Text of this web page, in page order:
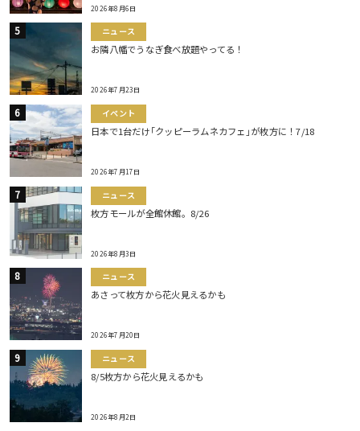
2026年8月6日
ニュース
お隣八幡でうなぎ食べ放題やってる！
2026年7月23日
イベント
日本で1台だけ｢クッピーラムネカフェ｣が枚方に！7/18
2026年7月17日
ニュース
枚方モールが全館休館。8/26
2026年8月3日
ニュース
あさって枚方から花火見えるかも
2026年7月20日
ニュース
8/5枚方から花火見えるかも
2026年8月2日